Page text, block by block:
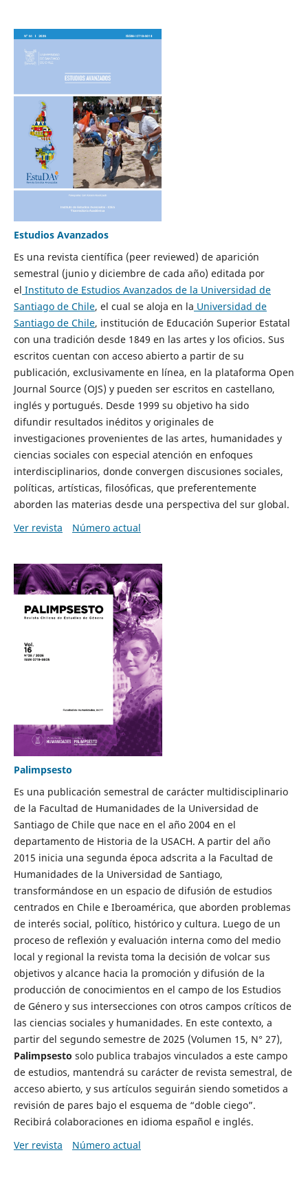
Estudios Avanzados
Es una revista científica (peer reviewed) de aparición
semestral (junio y diciembre de cada año) editada por
el Instituto de Estudios Avanzados de la Universidad de
Santiago de Chile, el cual se aloja en la Universidad de
Santiago de Chile, institución de Educación Superior Estatal
con una tradición desde 1849 en las artes y los oficios. Sus
escritos cuentan con acceso abierto a partir de su
publicación, exclusivamente en línea, en la plataforma Open
Journal Source (OJS) y pueden ser escritos en castellano,
inglés y portugués. Desde 1999 su objetivo ha sido
difundir resultados inéditos y originales de
investigaciones provenientes de las artes, humanidades y
ciencias sociales con especial atención en enfoques
interdisciplinarios, donde convergen discusiones sociales,
políticas, artísticas, filosóficas, que preferentemente
aborden las materias desde una perspectiva del sur global.
Ver revista
Número actual
Palimpsesto
Es una publicación semestral de carácter multidisciplinario
de la Facultad de Humanidades de la Universidad de
Santiago de Chile que nace en el año 2004 en el
departamento de Historia de la USACH. A partir del año
2015 inicia una segunda época adscrita a la Facultad de
Humanidades de la Universidad de Santiago,
transformándose en un espacio de difusión de estudios
centrados en Chile e Iberoamérica, que aborden problemas
de interés social, político, histórico y cultura. Luego de un
proceso de reflexión y evaluación interna como del medio
local y regional la revista toma la decisión de volcar sus
objetivos y alcance hacia la promoción y difusión de la
producción de conocimientos en el campo de los Estudios
de Género y sus intersecciones con otros campos críticos de
las ciencias sociales y humanidades. En este contexto, a
partir del segundo semestre de 2025 (Volumen 15, N° 27),
Palimpsesto solo publica trabajos vinculados a este campo
de estudios, mantendrá su carácter de revista semestral, de
acceso abierto, y sus artículos seguirán siendo sometidos a
revisión de pares bajo el esquema de “doble ciego”.
Recibirá colaboraciones en idioma español e inglés.
Ver revista
Número actual